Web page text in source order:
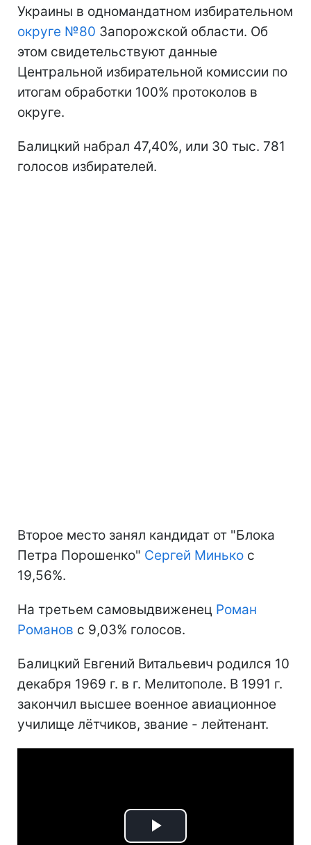
Украины в одномандатном избирательном
округе №80 Запорожской области. Об
этом свидетельствуют данные
Центральной избирательной комиссии по
итогам обработки 100% протоколов в
округе.
Балицкий набрал 47,40%, или 30 тыс. 781
голосов избирателей.
Второе место занял кандидат от "Блока
Петра Порошенко" Сергей Минько с
19,56%.
На третьем самовыдвиженец Роман
Романов с 9,03% голосов.
Балицкий Евгений Витальевич родился 10
декабря 1969 г. в г. Мелитополе. В 1991 г.
закончил высшее военное авиационное
училище лётчиков, звание - лейтенант.